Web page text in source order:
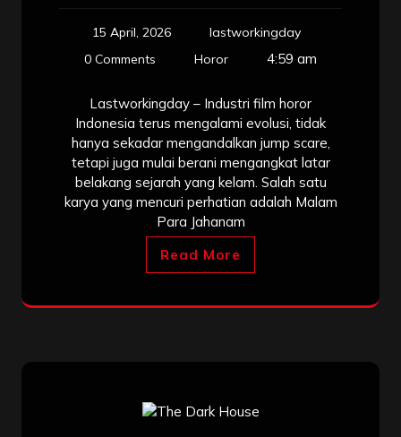
15 April, 2026
lastworkingday
0 Comments
Horor 4:59 am
Lastworkingday – Industri film horor
Indonesia terus mengalami evolusi, tidak
hanya sekadar mengandalkan jump scare,
tetapi juga mulai berani mengangkat latar
belakang sejarah yang kelam. Salah satu
karya yang mencuri perhatian adalah Malam
Para Jahanam
Read More